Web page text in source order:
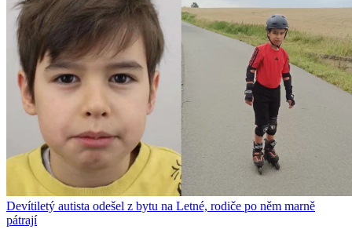
Devítiletý autista odešel z bytu na Letné, rodiče po něm marně
pátrají